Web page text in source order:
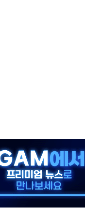
익 21% 증가" 전망
거짓 깃발 작전"
디지털·샌디스크↓
공포감 극대화 전략
가…마진 잔액은 사상 최고
이 더 큰 변수"